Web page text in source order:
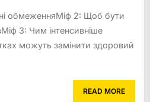
обмеженняМіф 2: Щоб бути
3: Чим інтенсивніше
можуть замінити здоровий
READ MORE